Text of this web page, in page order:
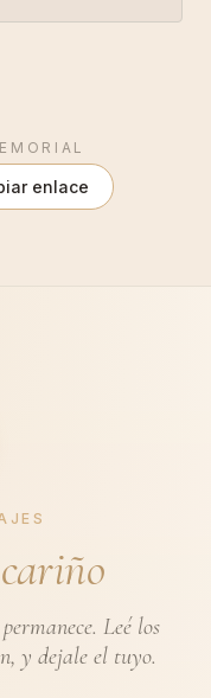
enlace
cariño
Leé los
y dejale el tuyo.